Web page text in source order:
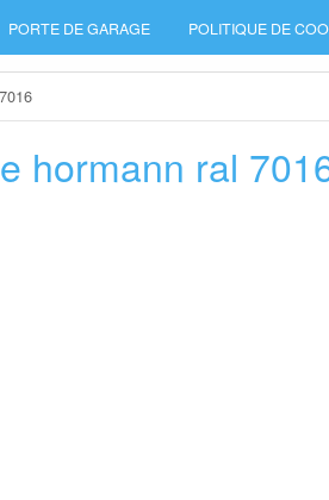
PORTE DE GARAGE POLITIQUE DE
hormann ral